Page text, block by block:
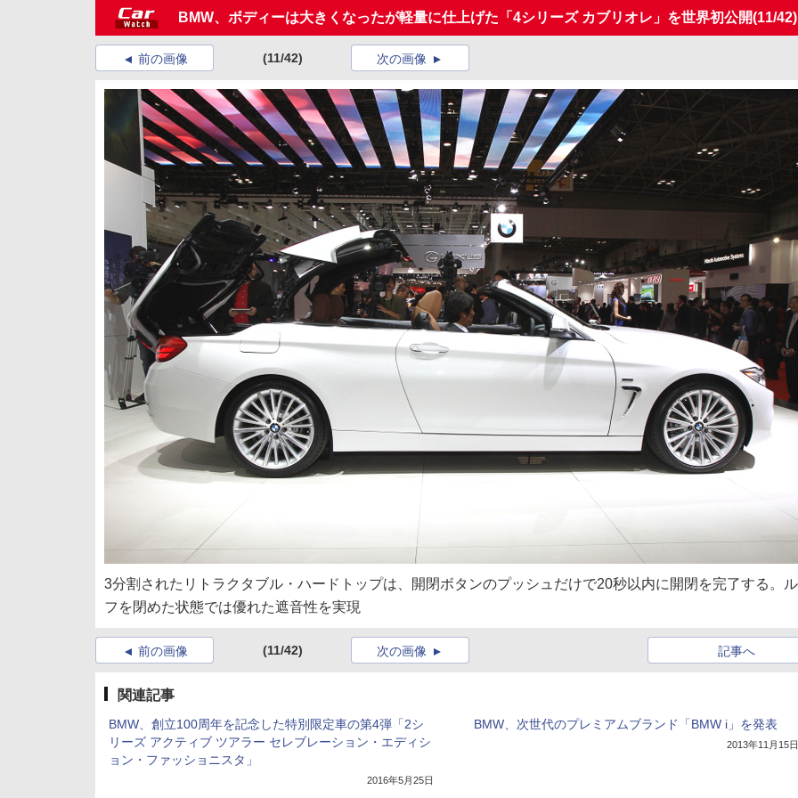
BMW、ボディーは大きくなったが軽量に仕上げた「4シリーズ カブリオレ」を世界初公開(11/42)
前の画像 (11/42) 次の画像
3分割されたリトラクタブル・ハードトップは、開閉ボタンのプッシュだけで20秒以内に開閉を完了する。
フを閉めた状態では優れた遮音性を実現
前の画像 (11/42) 記事へ
次の画像
関連記事
BMW、創立100周年を記念した特別限定車の第4弾「2シ
リーズ アクティブ ツアラー セレブレーション・エディシ
ョン・ファッショニスタ」
2016年5月25日
BMW、次世代のプレミアムブランド「BMW i」を発表
2013年11月15日